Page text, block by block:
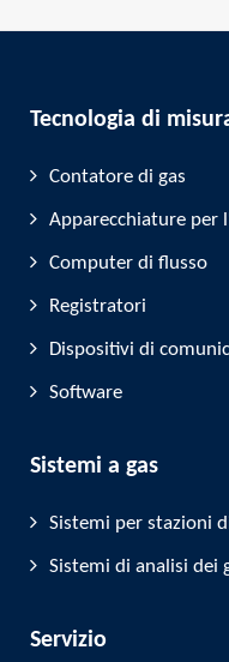
Tecnologia di
Contatore di gas
Apparecchiature per
Computer di flusso
Registratori
Dispositivi di
Software
Sistemi a gas
Sistemi per stazioni
Sistemi di analisi dei
Servizio